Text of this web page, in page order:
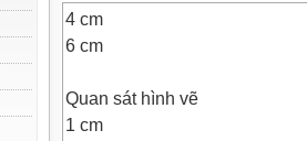
4 cm
6 cm
Quan sát hình vẽ
1 cm